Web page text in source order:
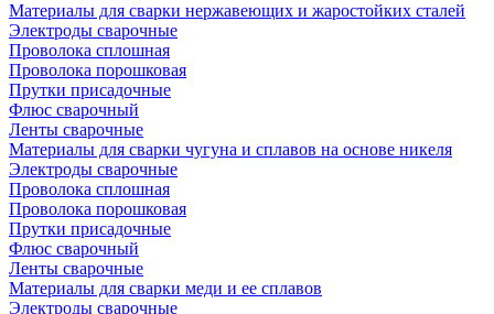
Материалы для сварки нержавеющих и жаростойких сталей
Электроды сварочные
Проволока сплошная
Проволока порошковая
Прутки присадочные
Флюс сварочный
Ленты сварочные
Материалы для сварки чугуна и сплавов на основе никеля
Электроды сварочные
Проволока сплошная
Проволока порошковая
Прутки присадочные
Флюс сварочный
Ленты сварочные
Материалы для сварки меди и ее сплавов
Электроды сварочные